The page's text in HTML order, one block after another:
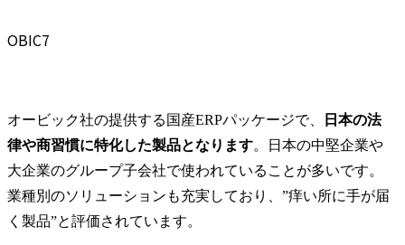
OBIC7
オービック社の提供する国産ERPパッケージで、
日本の法
律や商習慣に特化した製品となります。日本の中堅企業や
大企業のグループ子会社で使われていることが多いです。
業種別のソリューションも充実しており、”痒い所に手が届
く製品”と評価されています。